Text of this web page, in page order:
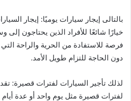
بالتالى إيجار سيارات يوميًا: إيجار
خيارًا شائعًا للأفراد الذين يحتاجون إلى
فرصة للاستفادة من الحرية والراحة
دون الحاجة للتزام طويل الأمد.
لذلك تأجير السيارات لفترات قصيرة:
لفترات قصيرة مثل يوم واحد أو عدة أيام .